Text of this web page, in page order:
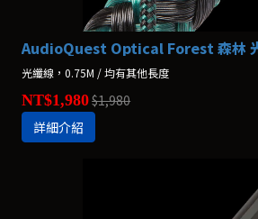
AudioQuest Optical Forest 森林
光纖線，0.75M / 均有其他長度
NT$1,980$1,980
詳細介紹